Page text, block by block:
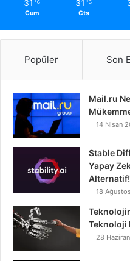
31 ℃
Cum
31 ℃
Cts
Popüler Son
Mail.ru
14 Nisan
Stable
Yapay
Alternatif!
18
Teknoloji
28